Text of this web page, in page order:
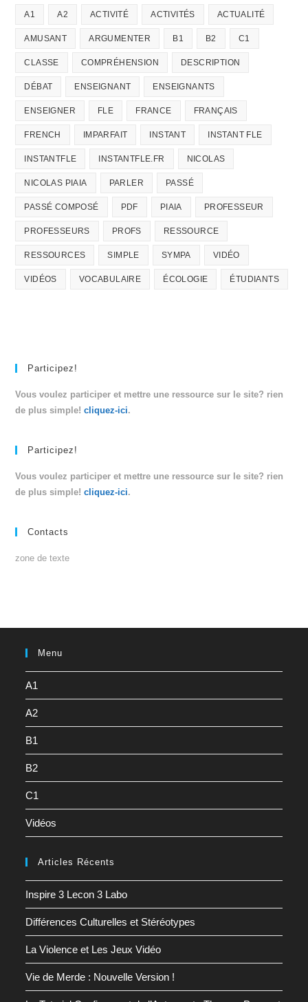
A1 A2 ACTIVITÉ ACTIVITÉS ACTUALITÉ
AMUSANT ARGUMENTER B1 B2 C1
CLASSE COMPRÉHENSION DESCRIPTION
DÉBAT ENSEIGNANT ENSEIGNANTS
ENSEIGNER FLE FRANCE FRANÇAIS
FRENCH IMPARFAIT INSTANT INSTANT FLE
INSTANTFLE INSTANTFLE.FR NICOLAS
NICOLAS PIAIA PARLER PASSÉ
PASSÉ COMPOSÉ PDF PIAIA PROFESSEUR
PROFESSEURS PROFS RESSOURCE
RESSOURCES SIMPLE SYMPA VIDÉO
VIDÉOS VOCABULAIRE ÉCOLOGIE ÉTUDIANTS
Participez!
Vous voulez participer et mettre une ressource sur le site? rien
de plus simple!cliquez-ici.
Participez!
Vous voulez participer et mettre une ressource sur le site? rien
de plus simple!cliquez-ici.
Contacts
zone de texte
Menu
A1
A2
B1
B2
C1
Vidéos
Articles Récents
Inspire 3 Lecon 3 Labo
Différences Culturelles et Stéréotypes
La Violence et Les Jeux Vidéo
Vie de Merde : Nouvelle Version !